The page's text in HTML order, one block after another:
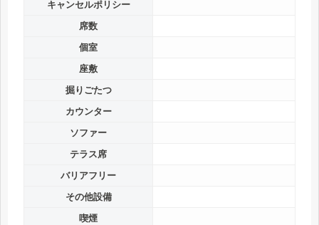
キャンセルポリシー
席数
個室
座敷
掘りごたつ
カウンター
ソファー
テラス席
バリアフリー
その他設備
喫煙